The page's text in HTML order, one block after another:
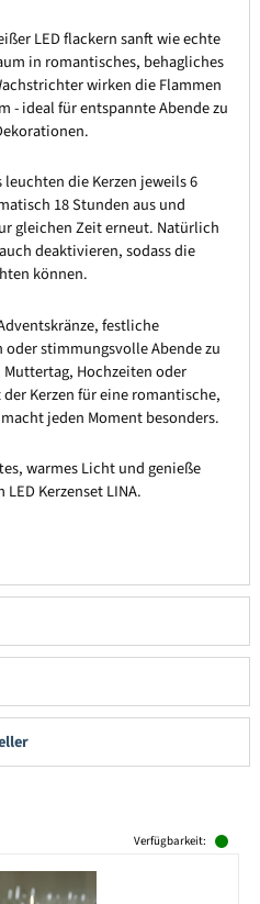
LED flackern sanft wie echte
in romantisches, behagliches
wirken die Flammen
- ideal für entspannte Abende zu
die Kerzen jeweils 6
18 Stunden aus und
gleichen Zeit erneut. Natürlich
deaktivieren, sodass die
können.
festliche
stimmungsvolle Abende zu
Muttertag, Hochzeiten oder
Kerzen für eine romantische,
jeden Moment besonders.
warmes Licht und genieße
Kerzenset LINA.
Verfügbarkeit: